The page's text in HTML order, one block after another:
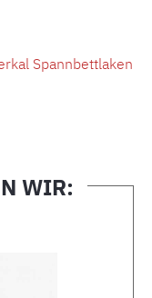
Spannbettlaken
WIR: